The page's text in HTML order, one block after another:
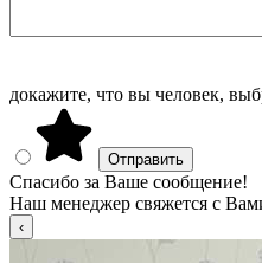
докажите, что вы человек,
Спасибо за Ваше сообщение!
Наш менеджер свяжется с